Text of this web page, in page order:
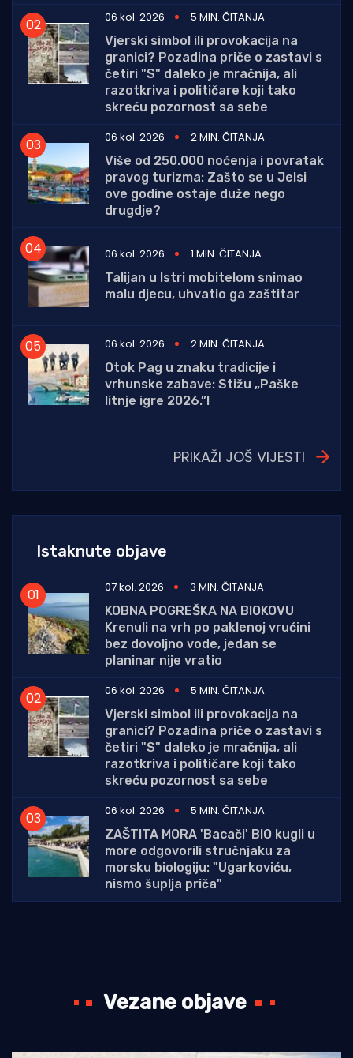
06 kol. 2026
5 MIN. ČITANJA
Vjerski simbol ili provokacija na
granici? Pozadina priče o zastavi s
četiri "S" daleko je mračnija, ali
razotkriva i političare koji tako
skreću pozornost sa sebe
06 kol. 2026
2 MIN. ČITANJA
Više od 250.000 noćenja i povratak
pravog turizma: Zašto se u Jelsi
ove godine ostaje duže nego
drugdje?
06 kol. 2026
1 MIN. ČITANJA
Talijan u Istri mobitelom snimao
malu djecu, uhvatio ga zaštitar
06 kol. 2026
2 MIN. ČITANJA
Otok Pag u znaku tradicije i
vrhunske zabave: Stižu „Paške
litnje igre 2026.”!
PRIKAŽI JOŠ VIJESTI
Istaknute objave
07 kol. 2026
3 MIN. ČITANJA
KOBNA POGREŠKA NA BIOKOVU
Krenuli na vrh po paklenoj vrućini
bez dovoljno vode, jedan se
planinar nije vratio
06 kol. 2026
5 MIN. ČITANJA
Vjerski simbol ili provokacija na
granici? Pozadina priče o zastavi s
četiri "S" daleko je mračnija, ali
razotkriva i političare koji tako
skreću pozornost sa sebe
06 kol. 2026
5 MIN. ČITANJA
ZAŠTITA MORA 'Bacači' BIO kugli u
more odgovorili stručnjaku za
morsku biologiju: "Ugarkoviću,
nismo šuplja priča"
Vezane objave